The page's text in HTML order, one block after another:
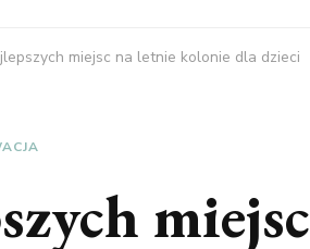
miejsc na letnie kolonie dla dzieci